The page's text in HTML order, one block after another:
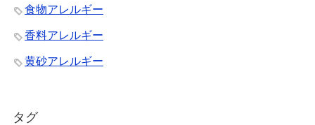
食物アレルギー
香料アレルギー
黄砂アレルギー
タグ